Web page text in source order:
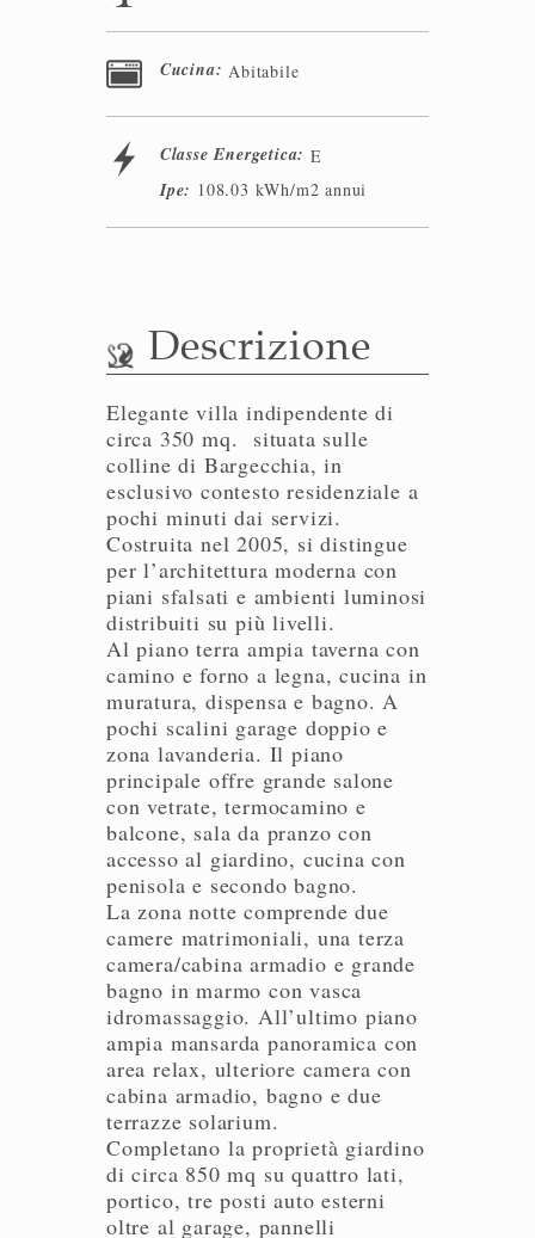
Cucina: Abitabile
Classe Energetica: E
Ipe: 108.03 kWh/m2 annui
Descrizione
Elegante villa indipendente di
circa 350 mq. situata sulle
colline di Bargecchia, in
esclusivo contesto residenziale a
pochi minuti dai servizi.
Costruita nel 2005, si distingue
per l’architettura moderna con
piani sfalsati e ambienti luminosi
distribuiti su più livelli.
Al piano terra ampia taverna con
camino e forno a legna, cucina in
muratura, dispensa e bagno. A
pochi scalini garage doppio e
zona lavanderia. Il piano
principale offre grande salone
con vetrate, termocamino e
balcone, sala da pranzo con
accesso al giardino, cucina con
penisola e secondo bagno.
La zona notte comprende due
camere matrimoniali, una terza
camera/cabina armadio e grande
bagno in marmo con vasca
idromassaggio. All’ultimo piano
ampia mansarda panoramica con
area relax, ulteriore camera con
cabina armadio, bagno e due
terrazze solarium.
Completano la proprietà giardino
di circa 850 mq su quattro lati,
portico, tre posti auto esterni
oltre al garage, pannelli